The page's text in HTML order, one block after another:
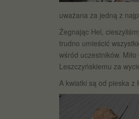
uważana za jedną z
Żegnając Hel,
trudno umieścić
wśród uczestników.
Leszczyńskiemu za
A kwiatki są od pieska